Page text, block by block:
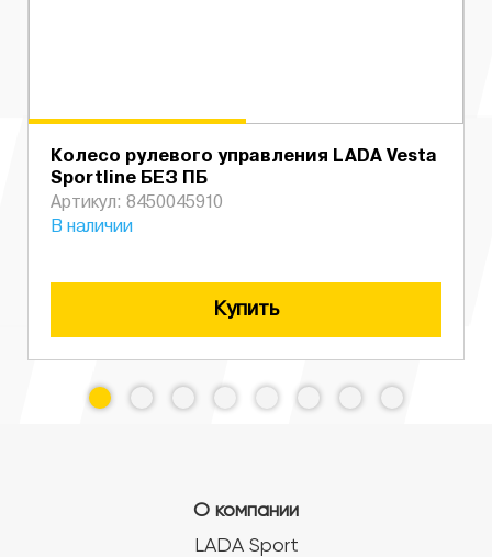
Колесо рулевого управления LADA Vesta
Sportline БЕЗ ПБ
Артикул: 8450045910
В наличии
Купить
О компании
LADA Sport